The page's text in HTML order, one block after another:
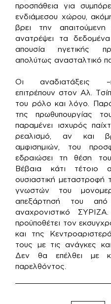
προσπάθεια για
ενδιάμεσου χώρου,
βρει την
ανατρέψει τα
απουσία ηγετικής
απολύτως ανασταλτικό
Οι αναδιατάξεις
επιτρέπουν στον Αλ.
του ρόλο και λόγο.
της πρωθυπουργίας
παραμένει ισχυρός
ρεαλισμό, αν και
αμφισημιών, του
εδραιώσει τη θέση
Βέβαια κάτι τέτοιο
ουσιαστική μεταστροφή
γνωστών του
απεξάρτησή του από
αναχρονιστικό
προϋποθέτει τον
και της
τους με τις ανάγκες
Δεν θα επέλθει με
παρελθόντος.